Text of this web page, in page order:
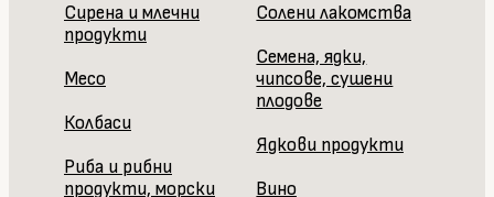
Сирена и млечни
продукти
Месо
Колбаси
Риба и рибни
продукти, морски
Солени лакомства
Семена, ядки,
чипсове, сушени
плодове
Ядкови продукти
Вино